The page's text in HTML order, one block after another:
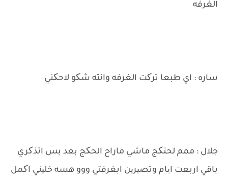
الغرفه
ساره : اي طبعا ترکت الغرفه وانته شکو لاحکني
جلال : ممم لحتکج ماشي ماراح الحکج بعد بس اتذکري
باقي اربعت ایام وتصیرین ابغرفتي ووو هسه خلیني اکمل